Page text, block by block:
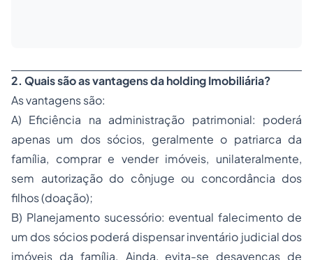
2. Quais são as vantagens da holding Imobiliária?
As vantagens são:
A) Eficiência na administração patrimonial: poderá
apenas um dos sócios, geralmente o patriarca da
família, comprar e vender imóveis, unilateralmente,
sem autorização do cônjuge ou concordância dos
filhos (doação);
B) Planejamento sucessório: eventual falecimento de
um dos sócios poderá dispensar inventário judicial dos
imóveis da família. Ainda, evita-se desavenças de